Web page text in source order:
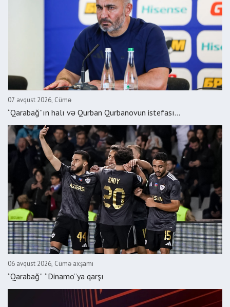
07 avqust 2026, Cümə
“Qarabağ”ın halı və Qurban Qurbanovun istefası...
06 avqust 2026, Cümə axşamı
“Qarabağ” “Dinamo”ya qarşı